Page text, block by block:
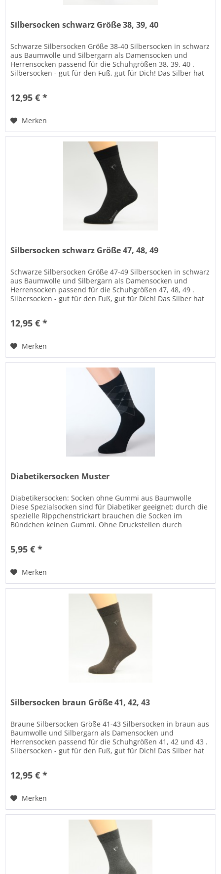
Silbersocken schwarz Größe 38, 39, 40
Schwarze Silbersocken Größe 38-40 Silbersocken in schwarz
aus Baumwolle und Silbergarn als Damensocken und
Herrensocken passend für die Schuhgrößen 38, 39, 40 .
Silbersocken - gut für den Fuß, gut für Dich! Das Silber hat
12,95 € *
Merken
Silbersocken schwarz Größe 47, 48, 49
Schwarze Silbersocken Größe 47-49 Silbersocken in schwarz
aus Baumwolle und Silbergarn als Damensocken und
Herrensocken passend für die Schuhgrößen 47, 48, 49 .
Silbersocken - gut für den Fuß, gut für Dich! Das Silber hat
12,95 € *
Merken
Diabetikersocken Muster
Diabetikersocken: Socken ohne Gummi aus Baumwolle
Diese Spezialsocken sind für Diabetiker geeignet: durch die
spezielle Rippchenstrickart brauchen die Socken im
Bündchen keinen Gummi. Ohne Druckstellen durch
5,95 € *
Merken
Silbersocken braun Größe 41, 42, 43
Braune Silbersocken Größe 41-43 Silbersocken in braun aus
Baumwolle und Silbergarn als Damensocken und
Herrensocken passend für die Schuhgrößen 41, 42 und 43 .
Silbersocken - gut für den Fuß, gut für Dich! Das Silber hat
12,95 € *
Merken